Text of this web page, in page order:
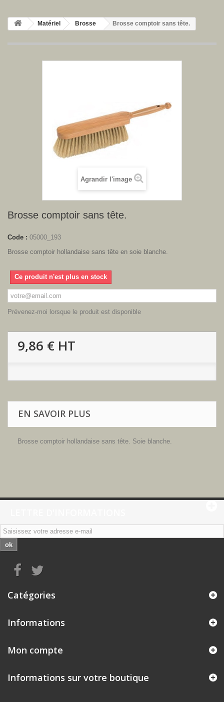
Matériel Brosse Brosse comptoir sans tête.
Agrandir l'image
Brosse comptoir sans tête.
Code : 05000_193
Brosse comptoir hollandaise sans tête en soie blanche.
Ce produit n'est plus en stock
Prévenez-moi lorsque le produit est disponible
9,86 € HT
EN SAVOIR PLUS
Brosse comptoir hollandaise sans tête. Soie blanche.
ok
Catégories
Informations
Mon compte
Informations sur votre boutique